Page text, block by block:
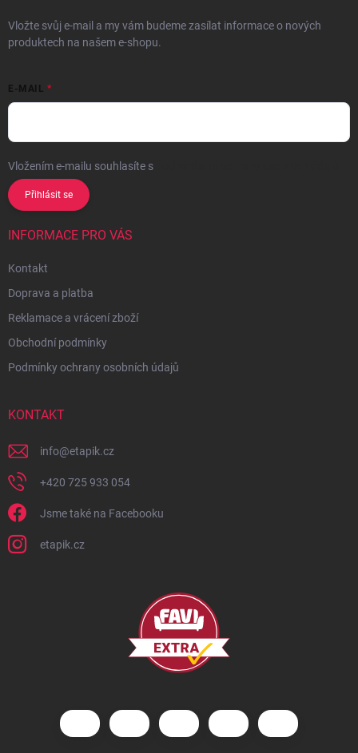
Vložte svůj e-mail a my vám budeme zasílat informace o nových
produktech na našem e-shopu.
E-MAIL
Vložením e-mailu souhlasíte s
Přihlásit se
INFORMACE PRO VÁS
Kontakt
Doprava a platba
Reklamace a vrácení zboží
Obchodní podmínky
Podmínky ochrany osobních údajů
KONTAKT
info@etapik.cz
+420 725 933 054
Jsme také na Facebooku
etapik.cz